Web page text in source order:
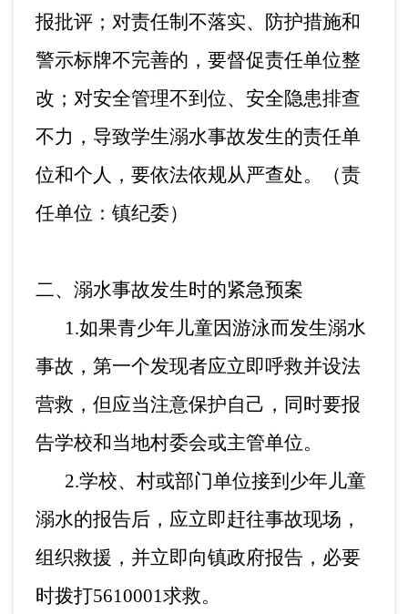
报批评；对责任制不落实、防护措施和
警示标牌不完善的，要督促责任单位整
改；对安全管理不到位、安全隐患排查
不力，导致学生溺水事故发生的责任单
位和个人，要依法依规从严查处。（责
任单位：镇纪委）
二、 溺水事故发生时的紧急预案
1.如果青少年儿童因游泳而发生溺水
事故，第一个发现者应立即呼救并设法
营救，但应当注意保护自己，同时要报
告学校和当地村委会或主管单位。
2.学校、村或部门单位接到少年儿童
溺水的报告后，应立即赶往事故现场，
组织救援，并立即向镇政府报告，必要
时拨打5610001求救。